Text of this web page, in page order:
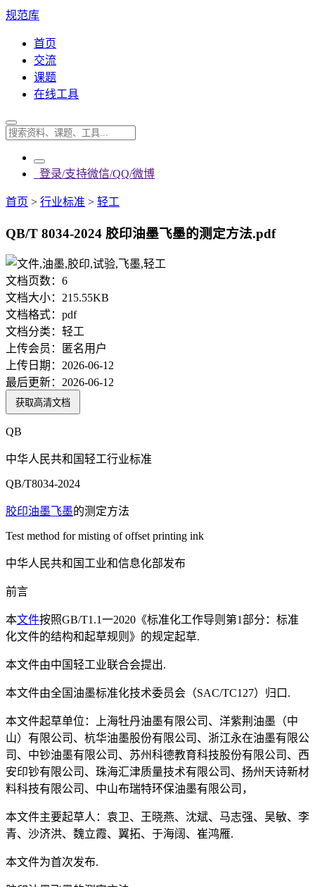
规范库
首页
交流
课题
在线工具
登录/支持微信/QQ/微博
首页 > 行业标准 > 轻工
QB/T 8034-2024 胶印油墨飞墨的测定方法.pdf
文档页数： 6
文档大小： 215.55KB
文档格式： pdf
文档分类： 轻工
上传会员：
匿名用户
上传日期： 2026-06-12
最后更新： 2026-06-12
获取高清文档
QB
中华人民共和国轻工行业标准
QB/T8034-2024
胶印油墨飞墨的测定方法
Test method for misting of offset printing ink
中华人民共和国工业和信息化部发布
前言
本文件按照GB/T1.1一2020《标准化工作导则第1部分：标准
化文件的结构和起草规则》的规定起草.
本文件由中国轻工业联合会提出.
本文件由全国油墨标准化技术委员会（SAC/TC127）归口.
本文件起草单位：上海牡丹油墨有限公司、洋紫荆油墨（中
山）有限公司、杭华油墨股份有限公司、浙江永在油墨有限公
司、中钞油墨有限公司、苏州科德教育科技股份有限公司、西
安印钞有限公司、珠海汇津质量技术有限公司、扬州天诗新材
料科技有限公司、中山布瑞特环保油墨有限公司，
本文件主要起草人：袁卫、王晓燕、沈斌、马志强、吴敏、李
青、沙济洪、魏立霞、翼拓、于海阔、崔鸿雁.
本文件为首次发布.